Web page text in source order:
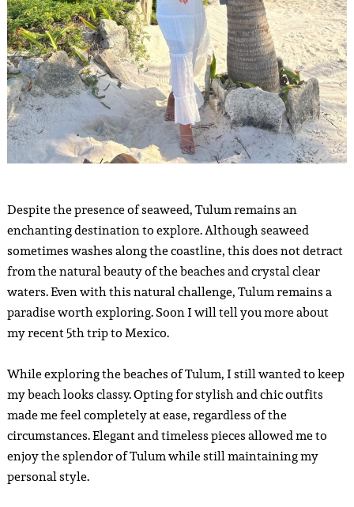
Despite the presence of seaweed, Tulum remains an
enchanting destination to explore. Although seaweed
sometimes washes along the coastline, this does not detract
from the natural beauty of the beaches and crystal clear
waters. Even with this natural challenge, Tulum remains a
paradise worth exploring. Soon I will tell you more about
my recent 5th trip to Mexico.
While exploring the beaches of Tulum, I still wanted to keep
my beach looks classy. Opting for stylish and chic outfits
made me feel completely at ease, regardless of the
circumstances. Elegant and timeless pieces allowed me to
enjoy the splendor of Tulum while still maintaining my
personal style.